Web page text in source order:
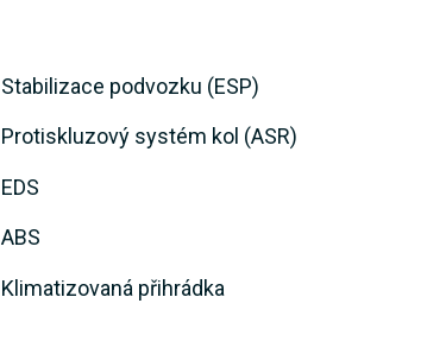
Stabilizace podvozku (ESP)
Protiskluzový systém kol (ASR)
EDS
ABS
Klimatizovaná přihrádka